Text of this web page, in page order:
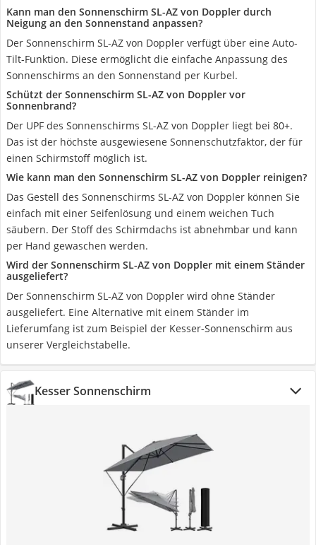
Kann man den Sonnenschirm SL-AZ von Doppler durch
Neigung an den Sonnenstand anpassen?
Der Sonnenschirm SL-AZ von Doppler verfügt über eine Auto-
Tilt-Funktion. Diese ermöglicht die einfache Anpassung des
Sonnenschirms an den Sonnenstand per Kurbel.
Schützt der Sonnenschirm SL-AZ von Doppler vor
Sonnenbrand?
Der UPF des Sonnenschirms SL-AZ von Doppler liegt bei 80+.
Das ist der höchste ausgewiesene Sonnenschutzfaktor, der für
einen Schirmstoff möglich ist.
Wie kann man den Sonnenschirm SL-AZ von Doppler reinigen?
Das Gestell des Sonnenschirms SL-AZ von Doppler können Sie
einfach mit einer Seifenlösung und einem weichen Tuch
säubern. Der Stoff des Schirmdachs ist abnehmbar und kann
per Hand gewaschen werden.
Wird der Sonnenschirm SL-AZ von Doppler mit einem Ständer
ausgeliefert?
Der Sonnenschirm SL-AZ von Doppler wird ohne Ständer
ausgeliefert. Eine Alternative mit einem Ständer im
Lieferumfang ist zum Beispiel der Kesser-Sonnenschirm aus
unserer Vergleichstabelle.
Kesser Sonnenschirm